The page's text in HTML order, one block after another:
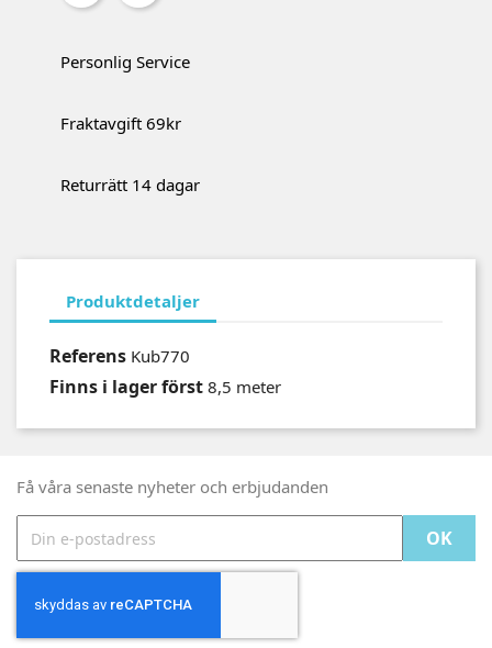
Personlig Service
Fraktavgift 69kr
Returrätt 14 dagar
Produktdetaljer
Referens Kub770
Finns i lager först 8,5 meter
Få våra senaste nyheter och erbjudanden